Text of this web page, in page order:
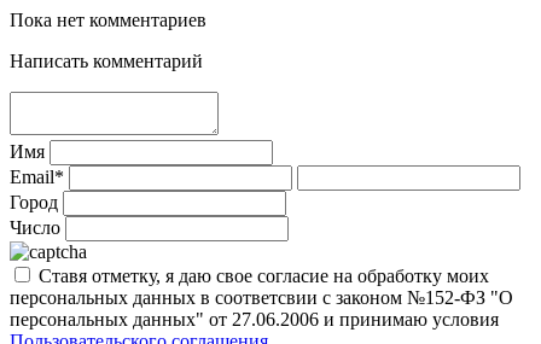
Пока нет комментариев
Написать комментарий
Имя
Email*
Город
Число
Ставя отметку, я даю свое согласие на обработку моих
персональных данных в соответсвии с законом №152-ФЗ "О
персональных данных" от 27.06.2006 и принимаю условия